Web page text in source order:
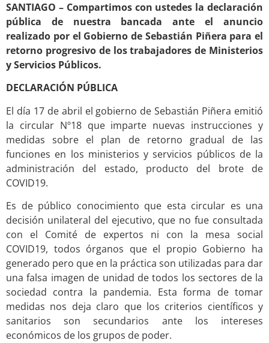
SANTIAGO – Compartimos con ustedes la declaración
pública de nuestra bancada ante el anuncio
realizado por el Gobierno de Sebastián Piñera para el
retorno progresivo de los trabajadores de Ministerios
y Servicios Públicos.
DECLARACIÓN PÚBLICA
El día 17 de abril el gobierno de Sebastián Piñera emitió
la circular Nº18 que imparte nuevas instrucciones y
medidas sobre el plan de retorno gradual de las
funciones en los ministerios y servicios públicos de la
administración del estado, producto del brote de
COVID19.
Es de público conocimiento que esta circular es una
decisión unilateral del ejecutivo, que no fue consultada
con el Comité de expertos ni con la mesa social
COVID19, todos órganos que el propio Gobierno ha
generado pero que en la práctica son utilizadas para dar
una falsa imagen de unidad de todos los sectores de la
sociedad contra la pandemia. Esta forma de tomar
medidas nos deja claro que los criterios científicos y
sanitarios son secundarios ante los intereses
económicos de los grupos de poder.